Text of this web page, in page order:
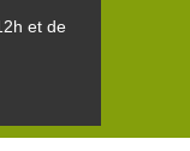
et de